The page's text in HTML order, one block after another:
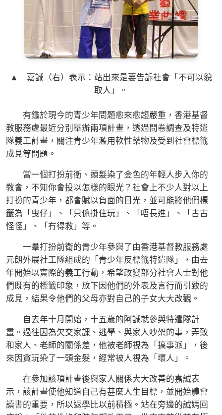
▲ 嘉誠（右）表示：站出來是要告訴社會「不可以貌
取人」。
有鑑於現今的青少年問題愈來愈趨嚴重，香港基督
教服務處最近分別舉辦兩項計畫，透過問卷調查及特遣
隊義工計畫，關注青少年濫用軟性藥物及受到社會標籤
成見等問題。
當一個打扮前衛、頭髮染了金色的年輕人步入你的
教會，不知你會投以怎樣的眼光？社會上不少人對以上
打扮的青少年，都會賦以負面的目光，並可能將他們標
籤為「曳仔」、「只係掛住玩」、「唔長進」、「古古
怪怪」、「冇得救」等。
一羣打扮前衛的青少年參與了由香港基督教服務處
元朗外展社工隊組成的「青少年反標籤特遣隊」，由去
年開始以實際的義工行動，希望改變部分社會人士對他
們既有的標籤印象，放下因他們的外表及言行而引致的
成見，結果令他們的父母亦對自己的子女大大改觀。
自去年十月開始，十五歲的阿誠就參與特遣隊計
畫。過往因為欠交家課、逃學、與家人吵架的事，弄致
和家人、老師的關係差，他被老師視為「搞事派」，後
來因貪玩染了一頭金髮，經常被人視為「壞人」。
在參加該項計畫後與家人關係大大改善的嘉誠表
示，該計畫使他知道自己有甚麼人生目標，並開始體會
讀書的重要，所以返學比以前積極。站在旁邊的誠媽回